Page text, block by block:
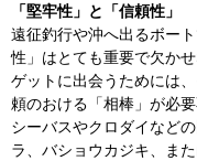
「堅牢性」と「信頼性
遠征釣行や沖へ出るボー
性」はとても重要で欠か
ゲットに出会うためには
頼のおける「相棒」が必要
シーバスやクロダイなど
ラ、バショウカジキ、ま